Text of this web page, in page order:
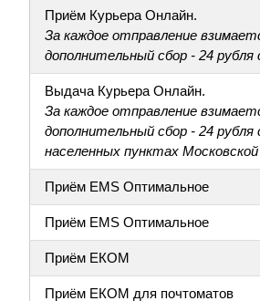
Приём Курьера Онлайн.
За каждое отправление
дополнительный сбор - 24
Выдача Курьера Онлайн.
За каждое отправление
дополнительный сбор - 24
населенных пунктах
Приём EMS Оптимальное
Приём EMS Оптимальное
Приём ЕКОМ
Приём ЕКОМ для почтоматов